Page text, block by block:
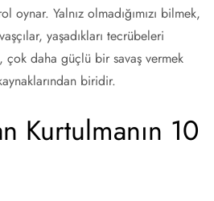
oynar. Yalnız olmadığımızı bilmek,
yaşadıkları tecrübeleri
çok daha güçlü bir savaş vermek
biridir.
Kurtulmanın 10